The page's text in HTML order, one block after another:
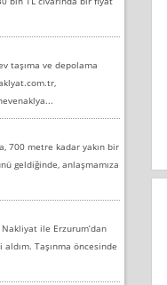
taşıma ve depolama
700 metre kadar yakın bir
geldiğinde, anlaşmamıza
ile Erzurum’dan
Taşınma öncesinde